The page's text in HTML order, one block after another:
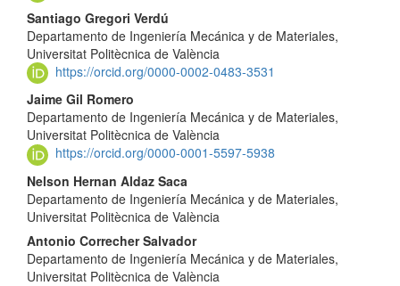
Santiago Gregori Verdú
Departamento de Ingeniería Mecánica y de Materiales,
Universitat Politècnica de València
https://orcid.org/0000-0002-0483-3531
Jaime Gil Romero
Departamento de Ingeniería Mecánica y de Materiales,
Universitat Politècnica de València
https://orcid.org/0000-0001-5597-5938
Nelson Hernan Aldaz Saca
Departamento de Ingeniería Mecánica y de Materiales,
Universitat Politècnica de València
Antonio Correcher Salvador
Departamento de Ingeniería Mecánica y de Materiales,
Universitat Politècnica de València